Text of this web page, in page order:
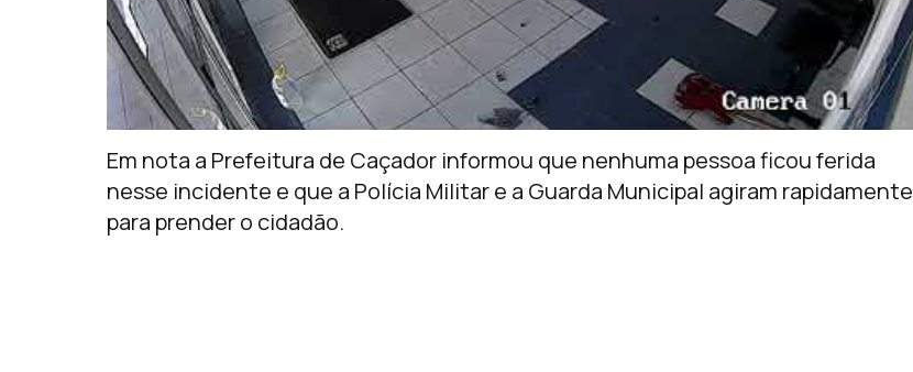
Em nota a Prefeitura de Caçador informou que nenhuma pessoa ficou ferida
nesse incidente e que a Polícia Militar e a Guarda Municipal agiram rapidamente
para prender o cidadão.